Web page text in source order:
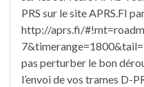
PRS sur le site APRS.FI
http://aprs.fi/
pas perturber le bon
l’envoi de vos trames D-